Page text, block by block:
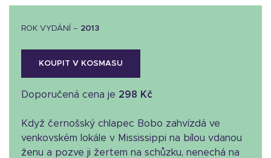
ROK VYDÁNÍ – 2013
KOUPIT V KOSMASU
Doporučená cena je 298 Kč
Když černošský chlapec Bobo zahvízdá ve
venkovském lokále v Mississippi na bílou vdanou
ženu a pozve ji žertem na schůzku, nenechá na